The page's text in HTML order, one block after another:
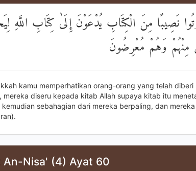
نَصِيبًا مِنَ الْكِتَابِ يُدْعَوْنَ إِلَىٰ كِتَابِ اللَّهِ
مِنْهُمْ وَهُمْ مُعْرِضُونَ
kamu memperhatikan orang-orang yang telah diberi
mereka diseru kepada kitab Allah supaya kitab itu
kemudian sebahagian dari mereka berpaling, dan
An-Nisa' (4) Ayat 60